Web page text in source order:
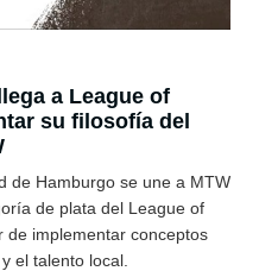
a League of
su filosofía del
de Hamburgo se une a MTW
de plata del League of
de implementar conceptos
el talento local.